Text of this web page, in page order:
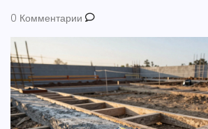
0 Комментарии